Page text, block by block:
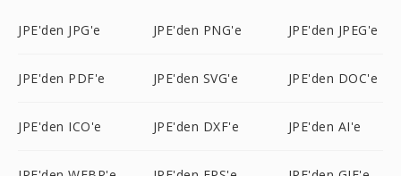
JPE'den JPG'e JPE'den PNG'e JPE'den JPEG'e
JPE'den PDF'e JPE'den SVG'e JPE'den DOC'e
JPE'den ICO'e JPE'den DXF'e JPE'den AI'e